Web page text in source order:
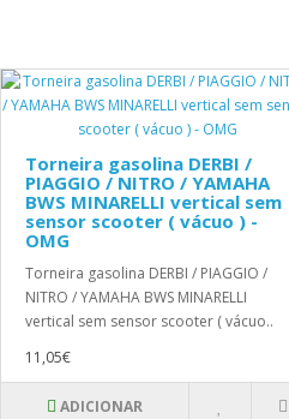
Torneira gasolina DERBI /
PIAGGIO / NITRO / YAMAHA
BWS MINARELLI vertical sem
sensor scooter ( vácuo ) -
OMG
Torneira gasolina DERBI / PIAGGIO /
NITRO / YAMAHA BWS MINARELLI
vertical sem sensor scooter ( vácuo..
11,05€
ADICIONAR